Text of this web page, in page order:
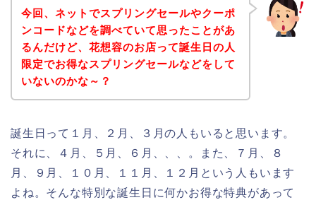
今回、ネットでスプリングセールやクーポ
ンコードなどを調べていて思ったことがあ
るんだけど、花想容のお店って誕生日の人
限定でお得なスプリングセールなどをして
いないのかな～？
誕生日って１月、２月、３月の人もいると思います。
それに、４月、５月、６月、、、。また、７月、８
月、９月、１０月、１１月、１２月という人もいます
よね。そんな特別な誕生日に何かお得な特典があって